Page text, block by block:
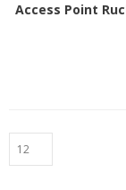
Access Point